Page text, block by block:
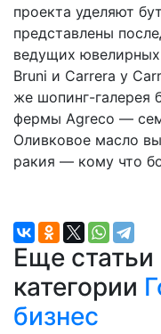
проекта уделяют
представлены
ведущих
Bruni и Carrera y
же шопинг-галерея
фермы Agreco —
Оливковое масло
ракия — кому что
Еще статьи
категории
бизнес